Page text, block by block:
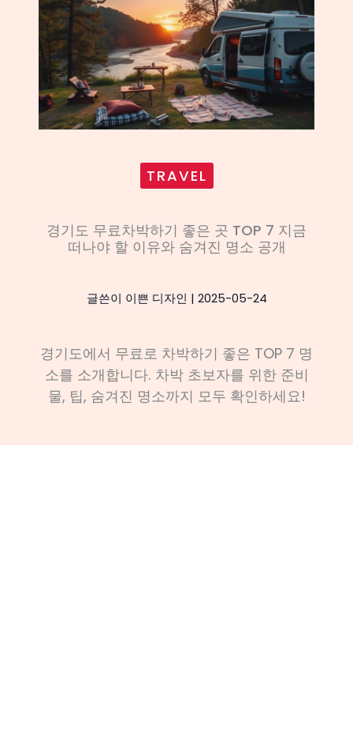
TRAVEL
경기도 무료차박하기 좋은 곳 TOP 7 지금
떠나야 할 이유와 숨겨진 명소 공개
글쓴이 이쁜 디자인 | 2025-05-24
경기도에서 무료로 차박하기 좋은 TOP 7 명
소를 소개합니다. 차박 초보자를 위한 준비
물, 팁, 숨겨진 명소까지 모두 확인하세요!